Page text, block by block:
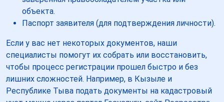
объекта.
Паспорт заявителя (для подтверждения личности).
Если у вас нет некоторых документов, наши
специалисты помогут их собрать или восстановить,
чтобы процесс регистрации прошел быстро и без
лишних сложностей. Например, в Кызыле и
Республике Тыва подать документы на кадастровый